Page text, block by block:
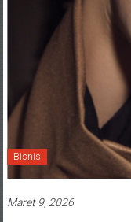
Bisnis
Maret 9, 2026